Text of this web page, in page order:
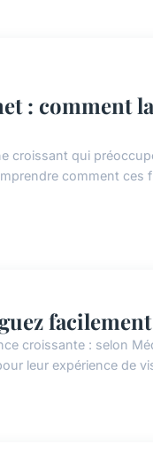
: comment
croissant qui
comment ces
facilement
croissante : selon
leur expérience de